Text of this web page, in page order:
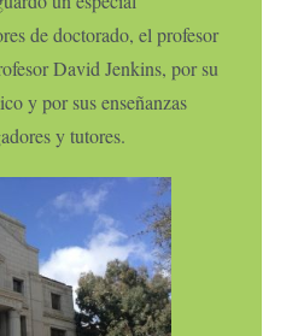
de doctorado, el profesor
David Jenkins, por su
y por sus enseñanzas
y tutores.